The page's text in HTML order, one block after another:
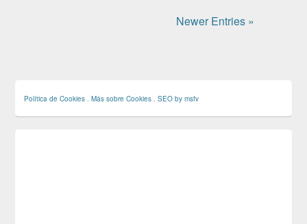
Newer Entries »
Política de Cookies .Más sobre Cookies .SEO by msfv